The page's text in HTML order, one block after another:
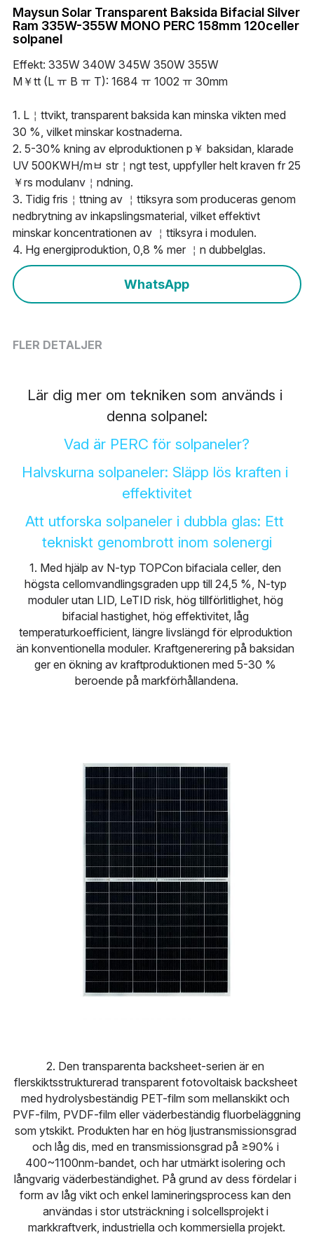
Solceller Glas-Glas
Fullt svarta Solceller
N-TOPCon Serien Solceller
Shingled Serien Solceller
Maysun Solar nyheter
English
Deutsch
Español
Português
Français
Suomi
Norsk
Română
English
Deutsch
Français
عربي
български
Čeština
Türkçe
Polski
WhatsApp
Maysun Solar Transparent Baksida Bifacial Silver
Ram 335W-355W MONO PERC 158mm 120celler
solpanel
Effekt: 335W 340W 345W 350W 355W
M￥tt (L ￗ B ￗ T): 1684 ￗ 1002 ￗ 30mm
1. L￤ttvikt, transparent baksida kan minska vikten med
30 %, vilket minskar kostnaderna.
2. 5-30% ￶kning av elproduktionen p￥ baksidan, klarade
UV 500KWH/mﾲ str￤ngt test, uppfyller helt kraven f￶r 25
￥rs modulanv￤ndning.
3. Tidig fris￤ttning av ￤ttiksyra som produceras genom
nedbrytning av inkapslingsmaterial, vilket effektivt
minskar koncentrationen av ￤ttiksyra i modulen.
4. H￶g energiproduktion, 0,8 % mer ￤n dubbelglas.
WhatsApp
FLER DETALJER
Lär dig mer om tekniken som används i
denna solpanel:
Vad är PERC för solpaneler?
Halvskurna solpaneler: Släpp lös kraften i
effektivitet
Att utforska solpaneler i dubbla glas: Ett
tekniskt genombrott inom solenergi
1. Med hjälp av N-typ TOPCon bifaciala celler, den
högsta cellomvandlingsgraden upp till 24,5 %, N-typ
moduler utan LID, LeTID risk, hög tillförlitlighet, hög
bifacial hastighet, hög effektivitet, låg
temperaturkoefficient, längre livslängd för elproduktion
än konventionella moduler. Kraftgenerering på baksidan
ger en ökning av kraftproduktionen med 5-30 %
beroende på markförhållandena.
2. Den transparenta backsheet-serien är en
flerskiktsstrukturerad transparent fotovoltaisk backsheet
med hydrolysbeständig PET-film som mellanskikt och
PVF-film, PVDF-film eller väderbeständig fluorbeläggning
som ytskikt. Produkten har en hög ljustransmissionsgrad
och låg dis, med en transmissionsgrad på ≥90% i
400~1100nm-bandet, och har utmärkt isolering och
långvarig väderbeständighet. På grund av dess fördelar i
form av låg vikt och enkel lamineringsprocess kan den
användas i stor utsträckning i solcellsprojekt i
markkraftverk, industriella och kommersiella projekt.